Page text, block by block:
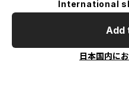
International
Add
日本国内に